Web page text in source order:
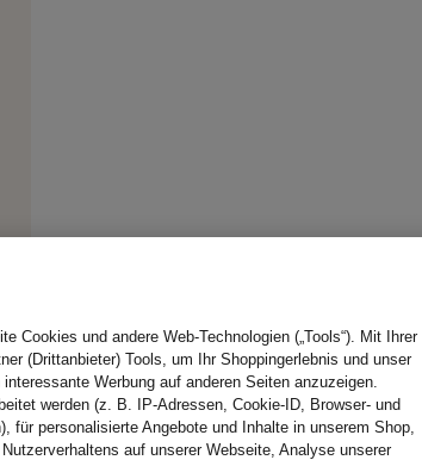
Cookies und andere Web-Technologien („Tools“). Mit Ihrer
(Drittanbieter) Tools, um Ihr Shoppingerlebnis und unser
Werbung auf anderen Seiten anzuzeigen.
werden (z. B. IP-Adressen, Cookie-ID, Browser- und
für personalisierte Angebote und Inhalte in unserem Shop,
auf unserer Webseite, Analyse unserer